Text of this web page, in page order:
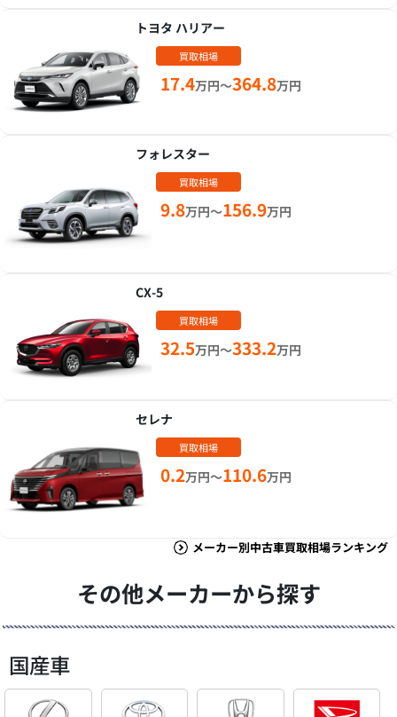
トヨタ ハリアー
買取相場
17.4万円～364.8万円
フォレスター
買取相場
9.8万円～156.9万円
CX-5
買取相場
32.5万円～333.2万円
セレナ
買取相場
0.2万円～110.6万円
メーカー別中古車買取相場ランキング
その他メーカーから探す
国産車